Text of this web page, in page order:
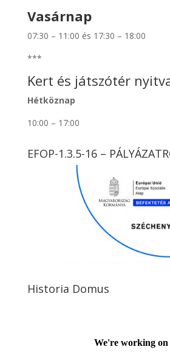
Vasárnap
07:30 – 11:00 és 17:30 – 18:00
***
Kert és játszótér
Hétköznap
10:00 – 17:00
EFOP-1.3.5-16 –
Historia Domus